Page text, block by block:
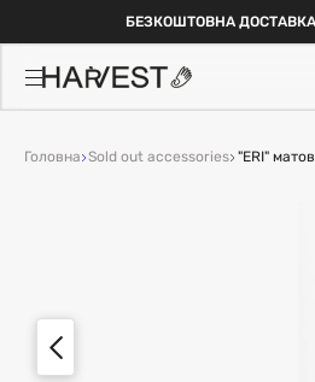
БЕЗКОШТОВНА
Головна Sold out accessories "ERI"